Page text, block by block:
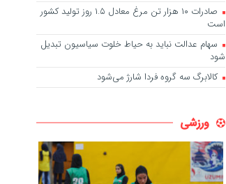
صادرات ۱۰ هزار تن مرغ معادل ۱.۵ روز تولید کشور
است
سهام عدالت نباید به حیاط خلوت سیاسیون تبدیل
شود
کالابرگ سه گروه فردا شارژ می‌شود
ورزشی